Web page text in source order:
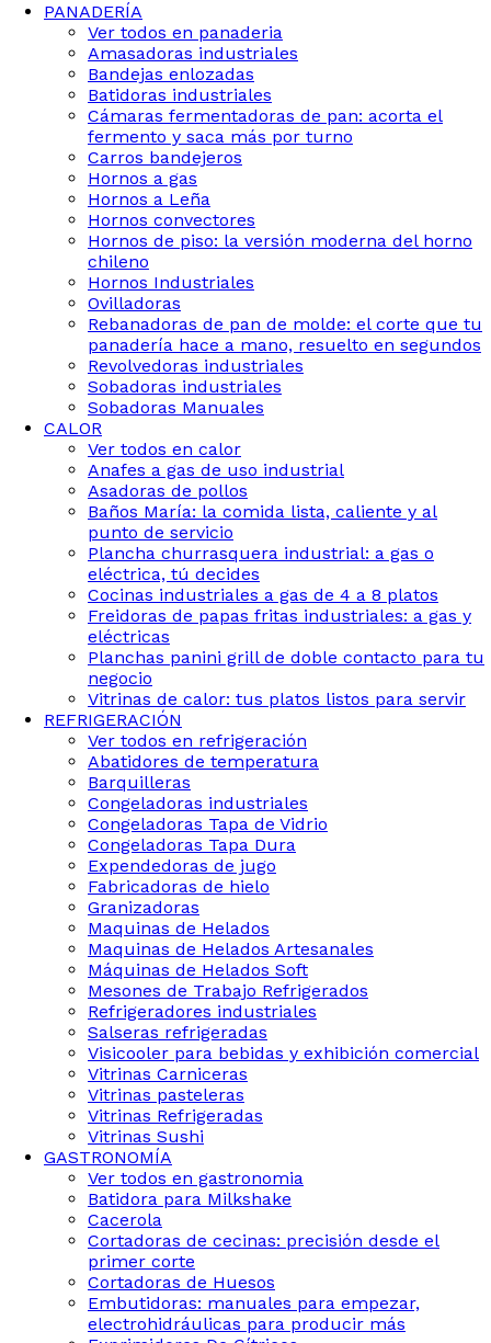
PANADERÍA
Ver todos en panaderia
Amasadoras industriales
Bandejas enlozadas
Batidoras industriales
Cámaras fermentadoras de pan: acorta el
fermento y saca más por turno
Carros bandejeros
Hornos a gas
Hornos a Leña
Hornos convectores
Hornos de piso: la versión moderna del horno
chileno
Hornos Industriales
Ovilladoras
Rebanadoras de pan de molde: el corte que tu
panadería hace a mano, resuelto en segundos
Revolvedoras industriales
Sobadoras industriales
Sobadoras Manuales
CALOR
Ver todos en calor
Anafes a gas de uso industrial
Asadoras de pollos
Baños María: la comida lista, caliente y al
punto de servicio
Plancha churrasquera industrial: a gas o
eléctrica, tú decides
Cocinas industriales a gas de 4 a 8 platos
Freidoras de papas fritas industriales: a gas y
eléctricas
Planchas panini grill de doble contacto para tu
negocio
Vitrinas de calor: tus platos listos para servir
REFRIGERACIÓN
Ver todos en refrigeración
Abatidores de temperatura
Barquilleras
Congeladoras industriales
Congeladoras Tapa de Vidrio
Congeladoras Tapa Dura
Expendedoras de jugo
Fabricadoras de hielo
Granizadoras
Maquinas de Helados
Maquinas de Helados Artesanales
Máquinas de Helados Soft
Mesones de Trabajo Refrigerados
Refrigeradores industriales
Salseras refrigeradas
Visicooler para bebidas y exhibición comercial
Vitrinas Carniceras
Vitrinas pasteleras
Vitrinas Refrigeradas
Vitrinas Sushi
GASTRONOMÍA
Ver todos en gastronomia
Batidora para Milkshake
Cacerola
Cortadoras de cecinas: precisión desde el
primer corte
Cortadoras de Huesos
Embutidoras: manuales para empezar,
electrohidráulicas para producir más